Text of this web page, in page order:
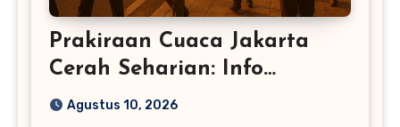
Prakiraan Cuaca Jakarta
Cerah Seharian: Info
Lengkap – BMKG
Agustus 10, 2026